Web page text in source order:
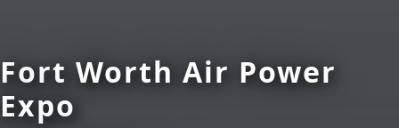
Fort Worth Air Power
Expo